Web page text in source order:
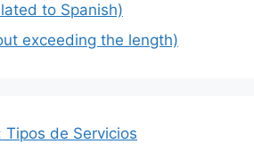
to Spanish)
exceeding the length)
Tipos de Servicios